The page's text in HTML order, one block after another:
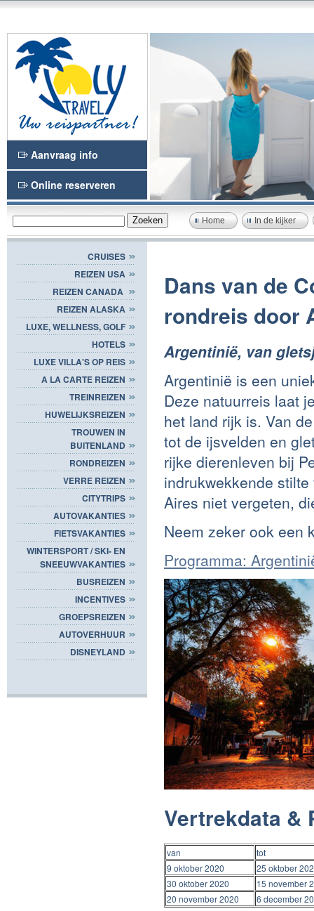
Aanvraag info
Online reserveren
Home In de kijker
CRUISES
REIZEN USA
REIZEN CANADA
REIZEN ALASKA
LUXE, WELLNESS, GOLF
HOTELS
LUXE VILLA'S OP REIS
A LA CARTE REIZEN
TREINREIZEN
HUWELIJKSREIZEN
TROUWEN IN
BUITENLAND
RONDREIZEN
VERRE REIZEN
CITYTRIPS
AUTOVAKANTIES
FIETSVAKANTIES
WINTERSPORT / SKI- EN
SNEEUWVAKANTIES
BUSREIZEN
INCENTIVES
GROEPSREIZEN
AUTOVERHUUR
DISNEYLAND
Dans van de
rondreis door
Argentinië, van
Argentinië is een
Deze natuurreis laat
het land rijk is. Van
tot de ijsvelden en
rijke dierenleven bij
indrukwekkende
Aires niet vergeten,
Neem zeker ook een
Programma:
Vertrekdata &
van
tot
9 oktober 2020
25 oktober
30 oktober 2020
15 november
20 november 2020
6 december